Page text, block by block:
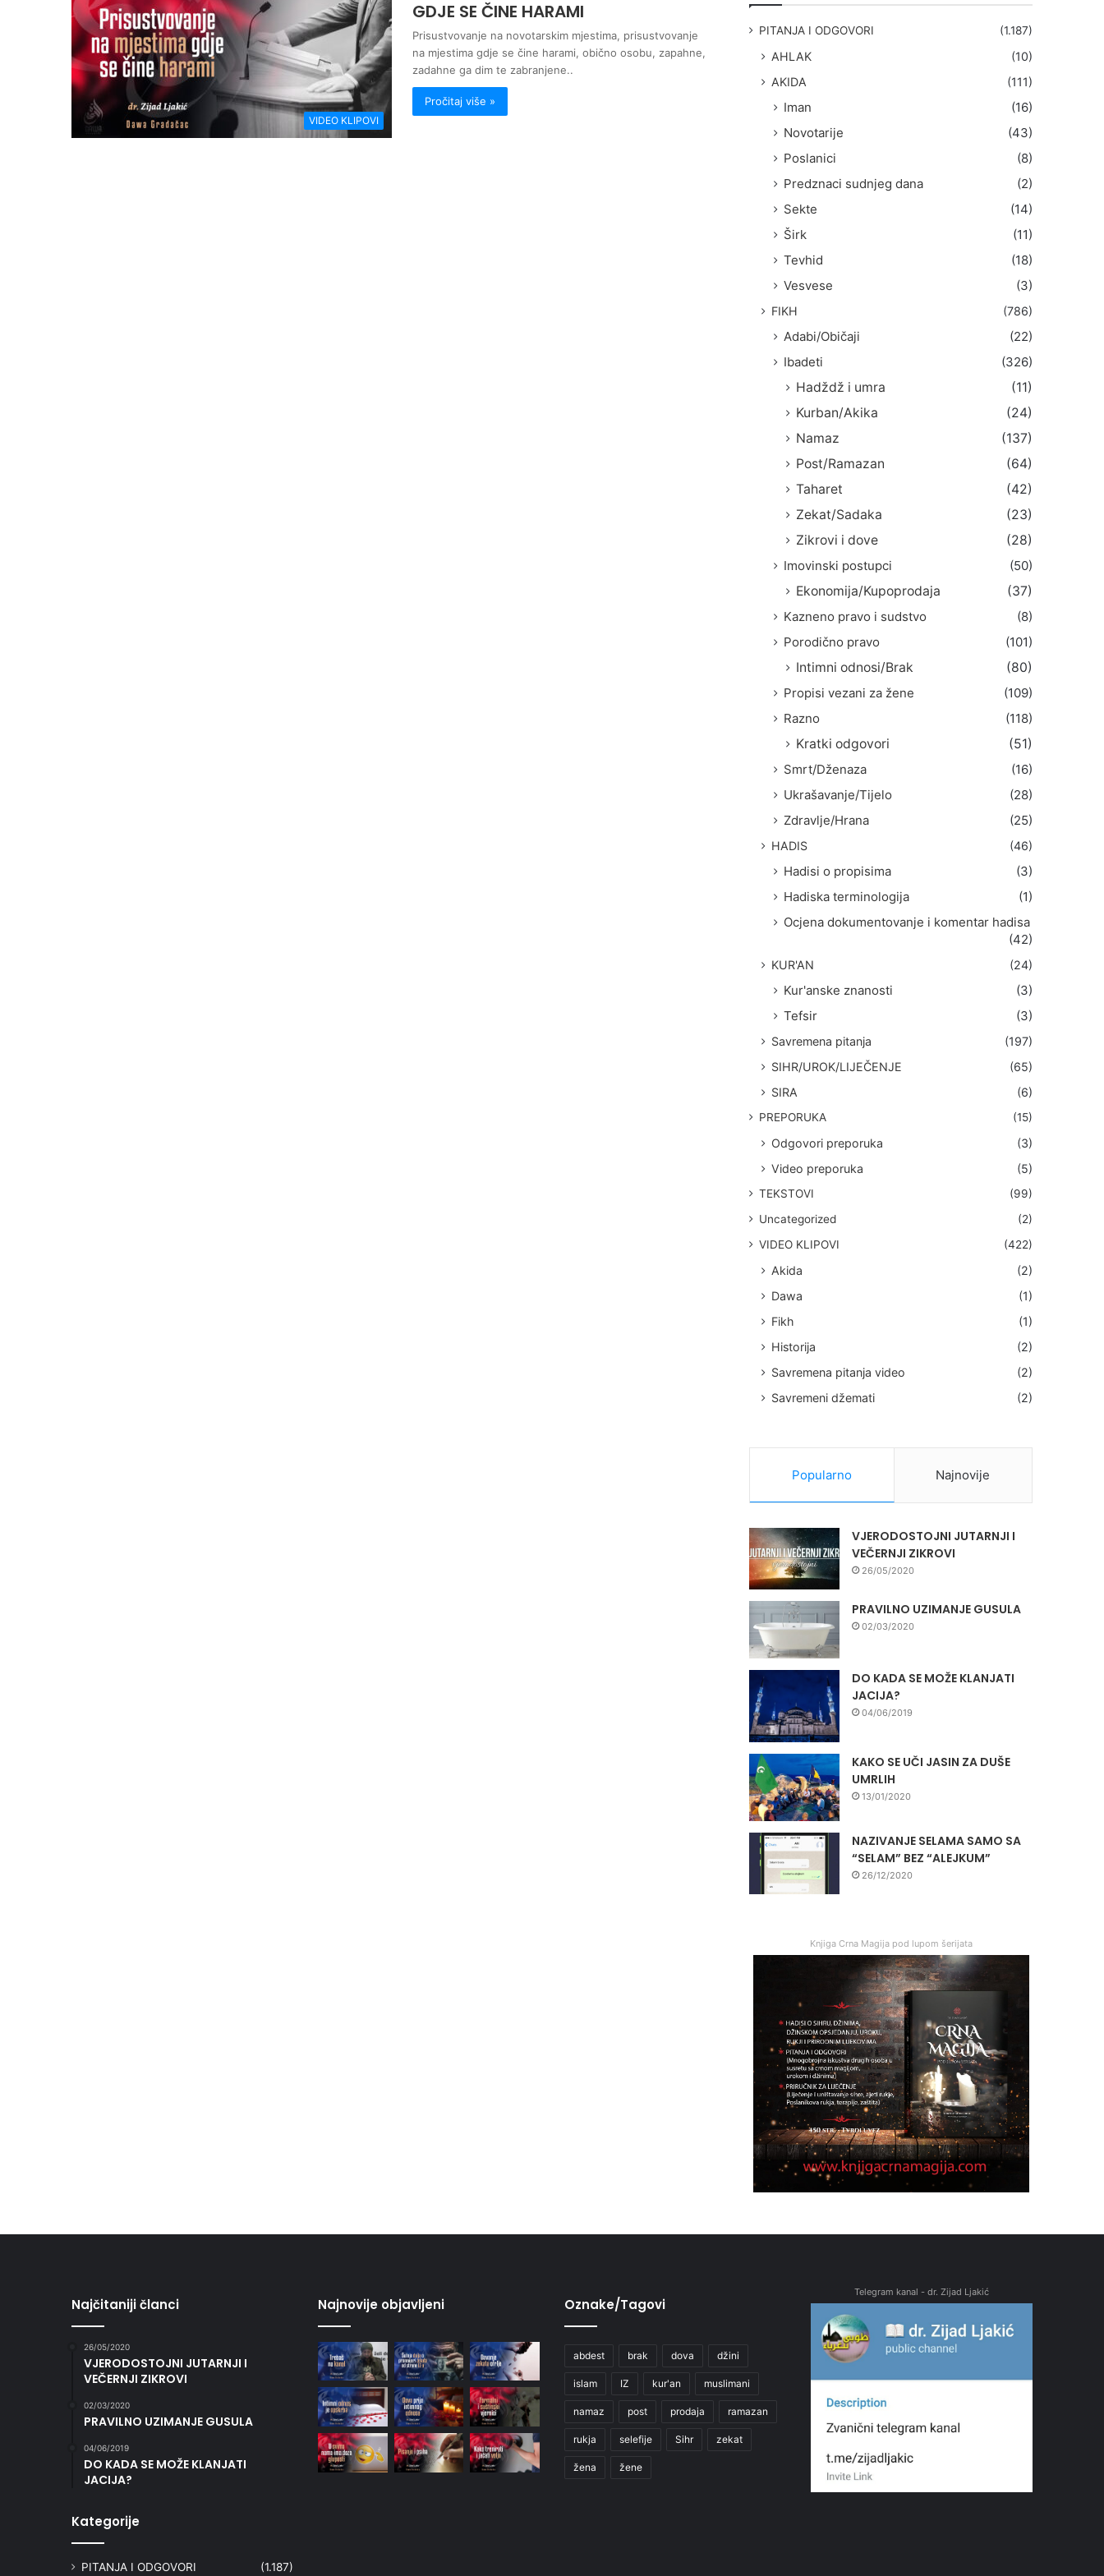
VIDEO KLIPOVI
GDJE SE ČINE HARAMI
Prisustvovanje na novotarskim mjestima, prisustvovanje
na mjestima gdje se čine harami, obično osobu, zapahne,
zadahne ga dim te zabranjene..
Pročitaj više »
PITANJA I ODGOVORI (1.187)
AHLAK
(10)
AKIDA
(111)
Iman
(16)
Novotarije
(43)
Poslanici
(8)
Predznaci sudnjeg dana
(2)
Sekte
(14)
Širk
(11)
Tevhid
(18)
Vesvese
(3)
FIKH (786)
Adabi/Običaji
(22)
Ibadeti
(326)
Hadždž i umra
(11)
Kurban/Akika
(24)
Namaz
(137)
Post/Ramazan
(64)
Taharet
(42)
Zekat/Sadaka
(23)
Zikrovi i dove
(28)
Imovinski postupci
(50)
Ekonomija/Kupoprodaja
(37)
Kazneno pravo i sudstvo
(8)
Porodično pravo
(101)
Intimni odnosi/Brak
(80)
Propisi vezani za žene
(109)
Razno
(118)
Kratki odgovori
(51)
Smrt/Dženaza
(16)
Ukrašavanje/Tijelo
(28)
Zdravlje/Hrana
(25)
HADIS (46)
Hadisi o propisima
(3)
Hadiska terminologija
(1)
Ocjena dokumentovanje i komentar hadisa
(42)
KUR'AN (24)
Kur'anske znanosti
(3)
Tefsir
(3)
Savremena pitanja
(197)
SIHR/UROK/LIJEČENJE
(65)
SIRA
(6)
PREPORUKA (15)
Odgovori preporuka
(3)
Video preporuka
(5)
TEKSTOVI
(99)
Uncategorized
(2)
VIDEO KLIPOVI
(422)
Akida
(2)
Dawa
(1)
Fikh
(1)
Historija
(2)
Savremena pitanja video
(2)
Savremeni džemati
(2)
Popularno Najnovije
VJERODOSTOJNI JUTARNJI I
VEČERNJI ZIKROVI
26/05/2020
PRAVILNO UZIMANJE GUSULA
02/03/2020
DO KADA SE MOŽE KLANJATI
JACIJA?
04/06/2019
KAKO SE UČI JASIN ZA DUŠE
UMRLIH
13/01/2020
NAZIVANJE SELAMA SAMO SA
“SELAM” BEZ “ALEJKUM”
26/12/2020
Knjiga Crna Magija pod lupom šerijata
Najčitaniji članci
26/05/2020
VJERODOSTOJNI JUTARNJI I
VEČERNJI ZIKROVI
02/03/2020
PRAVILNO UZIMANJE GUSULA
04/06/2019
DO KADA SE MOŽE KLANJATI
JACIJA?
Kategorije
PITANJA I ODGOVORI (1.187)
Najnovije objavljeni Oznake/Tagovi
abdest brak dova džini
islam IZ kur'an muslimani
namaz post prodaja ramazan
rukja selefije Sihr zekat
žena žene
Telegram kanal - dr. Zijad Ljakić